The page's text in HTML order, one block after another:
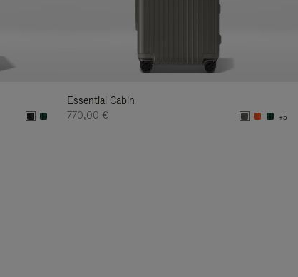
Essential Cabin
770,00 €
+5